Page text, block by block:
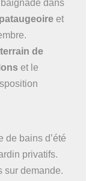
dans
pataugeoire et
terrain de
et le
de bains d’été
privatifs.
sur demande.